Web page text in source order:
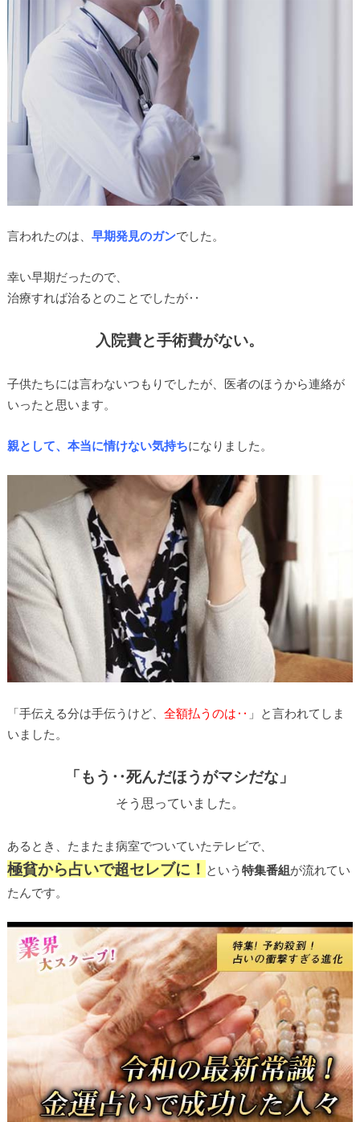
言われたのは、 早期発見のガンでした。
幸い早期だったので、
治療すれば治るとのことでしたが‥
入院費と手術費がない。
子供たちには言わないつもりでしたが、医者のほうから連絡が
いったと思います。
親として、本当に情けない気持ちになりました。
「手伝える分は手伝うけど、 全額払うのは‥ 」と言われてしま
いました。
「もう‥死んだほうがマシだな」
そう思っていました。
あるとき、たまたま病室でついていたテレビで、
極貧から占いで超セレブに！ という 特集番組が流れてい
たんです。